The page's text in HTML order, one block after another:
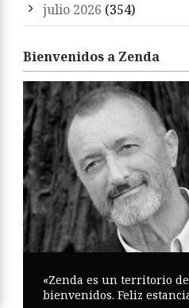
julio 2026 (354)
Bienvenidos a Zenda
«Zenda es un territorio
bienvenidos. Feliz